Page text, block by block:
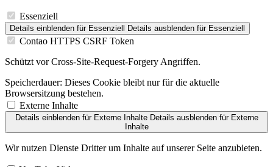
Essenziell
Details einblenden für Essenziell Details ausblenden für Essenziell
Contao HTTPS CSRF Token
Schützt vor Cross-Site-Request-Forgery Angriffen.
Speicherdauer: Dieses Cookie bleibt nur für die aktuelle
Browsersitzung bestehen.
Externe Inhalte
Details einblendenfür Externe Inhalte Details ausblendenfür Externe
Inhalte
Wir nutzen Dienste Dritter um Inhalte auf unserer Seite anzubieten.